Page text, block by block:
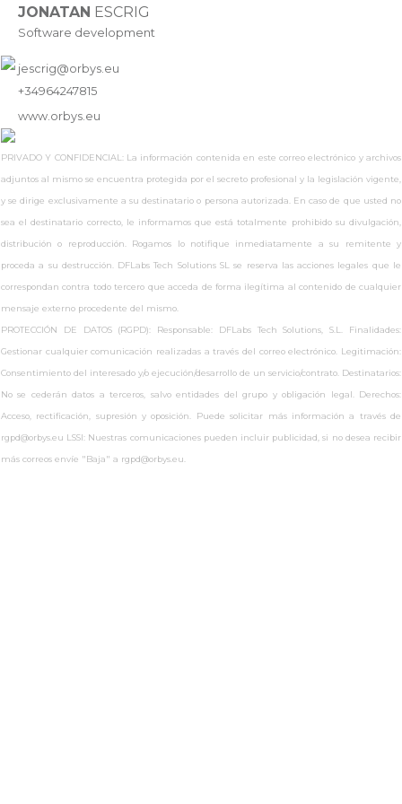
JONATAN ESCRIG
Software development
jescrig@orbys.eu
+34964247815
www.orbys.eu
PRIVADO Y CONFIDENCIAL: La información contenida en este correo electrónico y archivos
adjuntos al mismo se encuentra protegida por el secreto profesional y la legislación vigente,
y se dirige exclusivamente a su destinatario o persona autorizada. En caso de que usted no
sea el destinatario correcto, le informamos que está totalmente prohibido su divulgación,
distribución o reproducción. Rogamos lo notifique inmediatamente a su remitente y
proceda a su destrucción. DFLabs Tech Solutions SL se reserva las acciones legales que le
correspondan contra todo tercero que acceda de forma ilegítima al contenido de cualquier
mensaje externo procedente del mismo.
PROTECCIÓN DE DATOS (RGPD): Responsable: DFLabs Tech Solutions, S.L. Finalidades:
Gestionar cualquier comunicación realizadas a través del correo electrónico. Legitimación:
Consentimiento del interesado y/o ejecución/desarrollo de un servicio/contrato. Destinatarios:
No se cederán datos a terceros, salvo entidades del grupo y obligación legal. Derechos:
Acceso, rectificación, supresión y oposición. Puede solicitar más información a través de
rgpd@orbys.eu LSSI: Nuestras comunicaciones pueden incluir publicidad, si no desea recibir
más correos envíe "Baja" a rgpd@orbys.eu.